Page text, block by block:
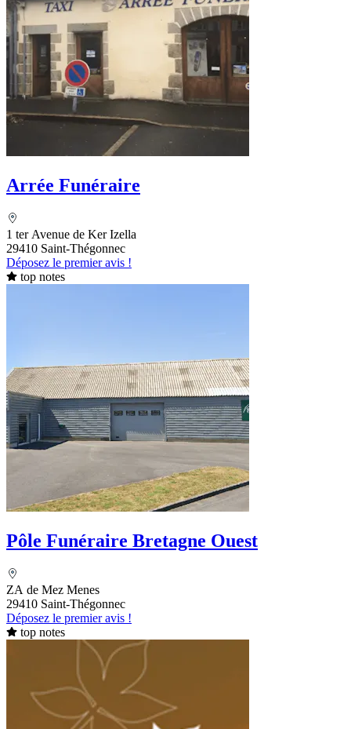
Arrée Funéraire
1 ter Avenue de Ker Izella
29410 Saint-Thégonnec
Déposez le premier avis !
top notes
Pôle Funéraire Bretagne Ouest
ZA de Mez Menes
29410 Saint-Thégonnec
Déposez le premier avis !
top notes